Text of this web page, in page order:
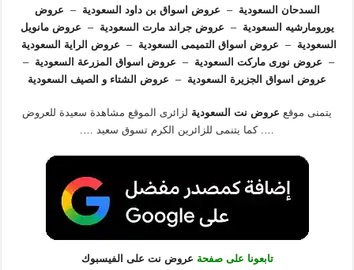
السدحان السعودية – عروض اسواق بن داود السعودية –
عروض
يورومارشيه السعودية – عروض جراند مارت السعودية –
عروض مانويل
السعودية – عروض اسواق التميمى السعودية –
عروض الراية السعودية
–
عروض نورى ماركت السعودية – عروض اسواق المزرعة السعودية –
عروض اسواق الجزيرة السعودية – عروض الشتاء و الصيف السعودية
يتمنى موقع عروض نت السعوديةلزائرى الموقع مشاهدة سعيدة للعروض
…. كما يتنمى للزائرين الكرم تسوق سعيد ….
تابعونا على صفحة عروض نت على الفيسبوك